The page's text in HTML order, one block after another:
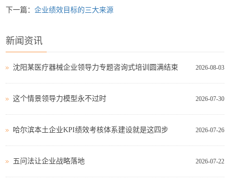
下一篇：企业绩效目标的三大来源
新闻资讯
2026-08-03
沈阳某医疗器械企业领导力专题咨询式培训圆满结束
2026-07-30
这个情景领导力模型永不过时
2026-07-26
哈尔滨本土企业KPI绩效考核体系建设就是这四步
2026-07-22
五问法让企业战略落地